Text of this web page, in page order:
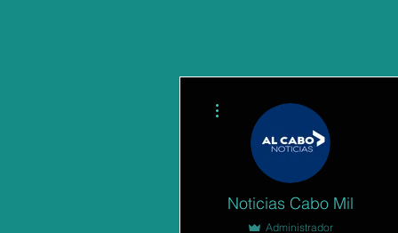
Noticias Cabo Mil
Administrador